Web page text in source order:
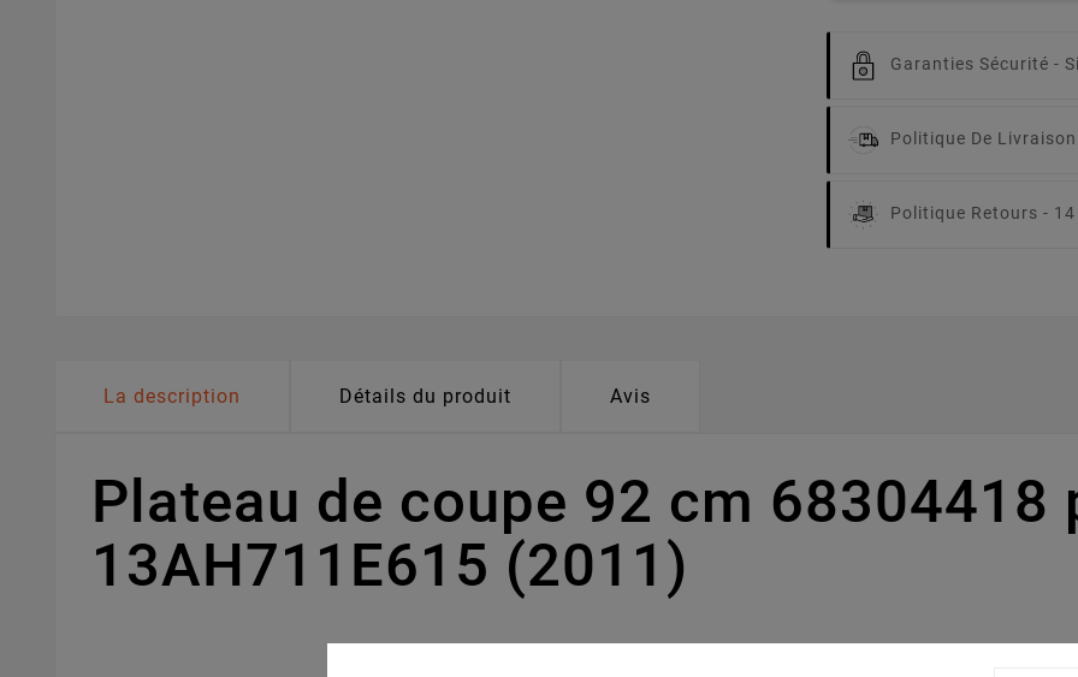
Garanties Sécurité -
Politique De Livraison
Politique Retours -
La description Détails du produit Avis
Plateau de coupe 92 cm 68304418
13AH711E615 (2011)